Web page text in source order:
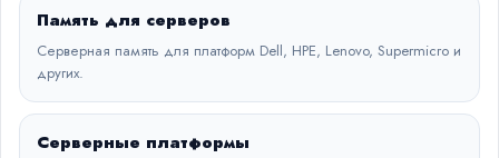
Память для серверов
Серверная память для платформ Dell, HPE, Lenovo, Supermicro и
других.
Серверные платформы